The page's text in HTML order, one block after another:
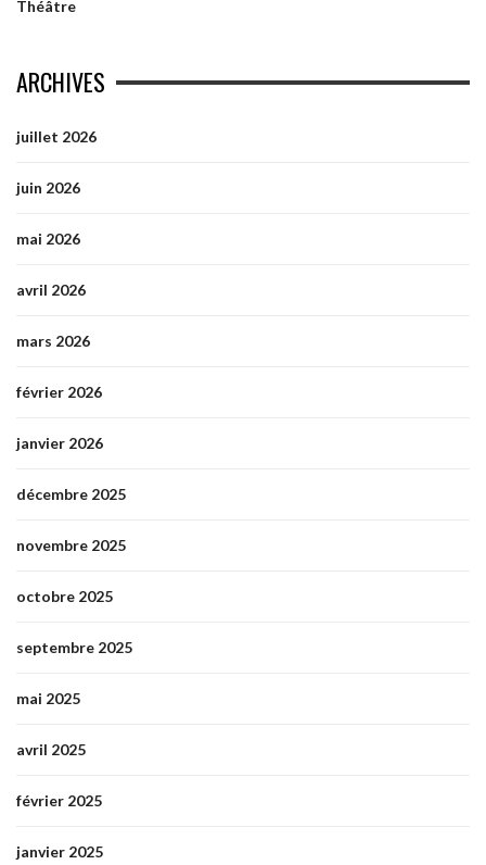
Théâtre
ARCHIVES
juillet 2026
juin 2026
mai 2026
avril 2026
mars 2026
février 2026
janvier 2026
décembre 2025
novembre 2025
octobre 2025
septembre 2025
mai 2025
avril 2025
février 2025
janvier 2025